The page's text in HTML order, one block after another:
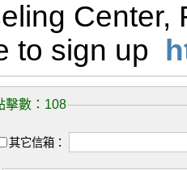
Center,
to sign up
擊數：108
其它信箱：